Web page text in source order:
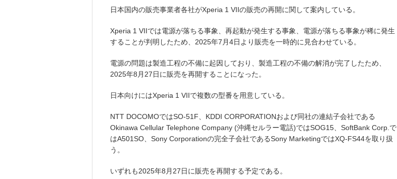
日本国内の販売事業者各社がXperia 1 VIIの販売の再開に関して案内している。
Xperia 1 VIIでは電源が落ちる事象、再起動が発生する事象、電源が落ちる事象が稀に発生
することが判明したため、2025年7月4日より販売を一時的に見合わせている。
電源の問題は製造工程の不備に起因しており、製造工程の不備の解消が完了したため、
2025年8月27日に販売を再開することになった。
日本向けにはXperia 1 VIIで複数の型番を用意している。
NTT DOCOMOではSO-51F、KDDI CORPORATIONおよび同社の連結子会社である
Okinawa Cellular Telephone Company (沖縄セルラー電話)ではSOG15、SoftBank Corp.で
はA501SO、Sony Corporationの完全子会社であるSony MarketingではXQ-FS44を取り扱
う。
いずれも2025年8月27日に販売を再開する予定である。